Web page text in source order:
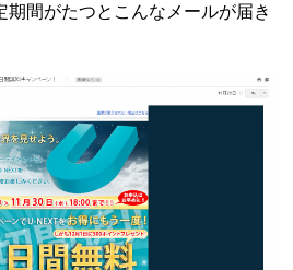
間がたつとこんなメールが届き